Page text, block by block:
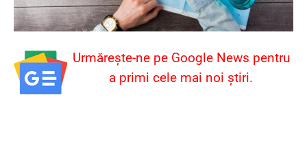
Urmărește-ne pe Google News pentru
a primi cele mai noi știri.